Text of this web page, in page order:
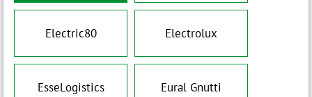
Electric80 Electrolux
EsseLogistics Eural Gnutti